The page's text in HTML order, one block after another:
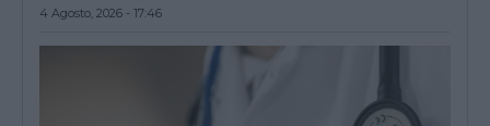
4 Agosto, 2026 - 17:46